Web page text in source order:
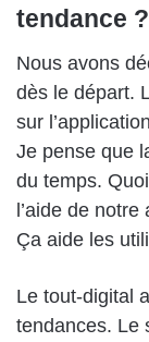
tendance ?
Nous avons
dès le départ.
sur
Je pense que
du temps.
l’aide de
Ça aide les
Le tout-digital
tendances. Le